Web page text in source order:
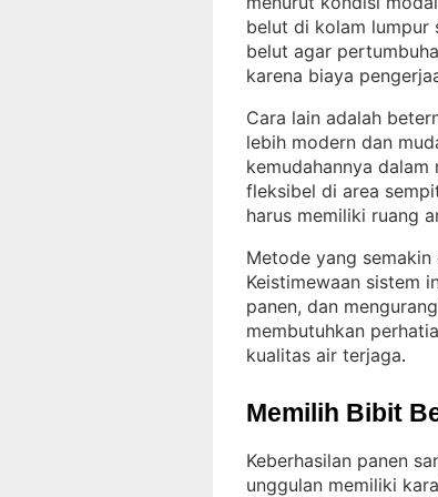
belut di kolam lumpur
belut agar
karena biaya
Cara lain adalah
lebih modern dan
kemudahannya
fleksibel di area
harus memiliki ruang
Metode yang
Keistimewaan sistem
panen, dan
membutuhkan
kualitas air terjaga.
Memilih Bibit
Keberhasilan panen
unggulan memiliki